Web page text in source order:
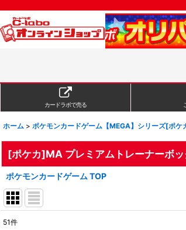
カードラボで売る
ホーム > ポケモンカードゲーム【MEGA】シリーズ[ポケ
[ポケカ]MA プレミアムトレーナーボ
ポケモンカードゲーム TOP
51件